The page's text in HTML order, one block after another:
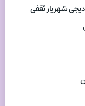
شهریار ثقفی